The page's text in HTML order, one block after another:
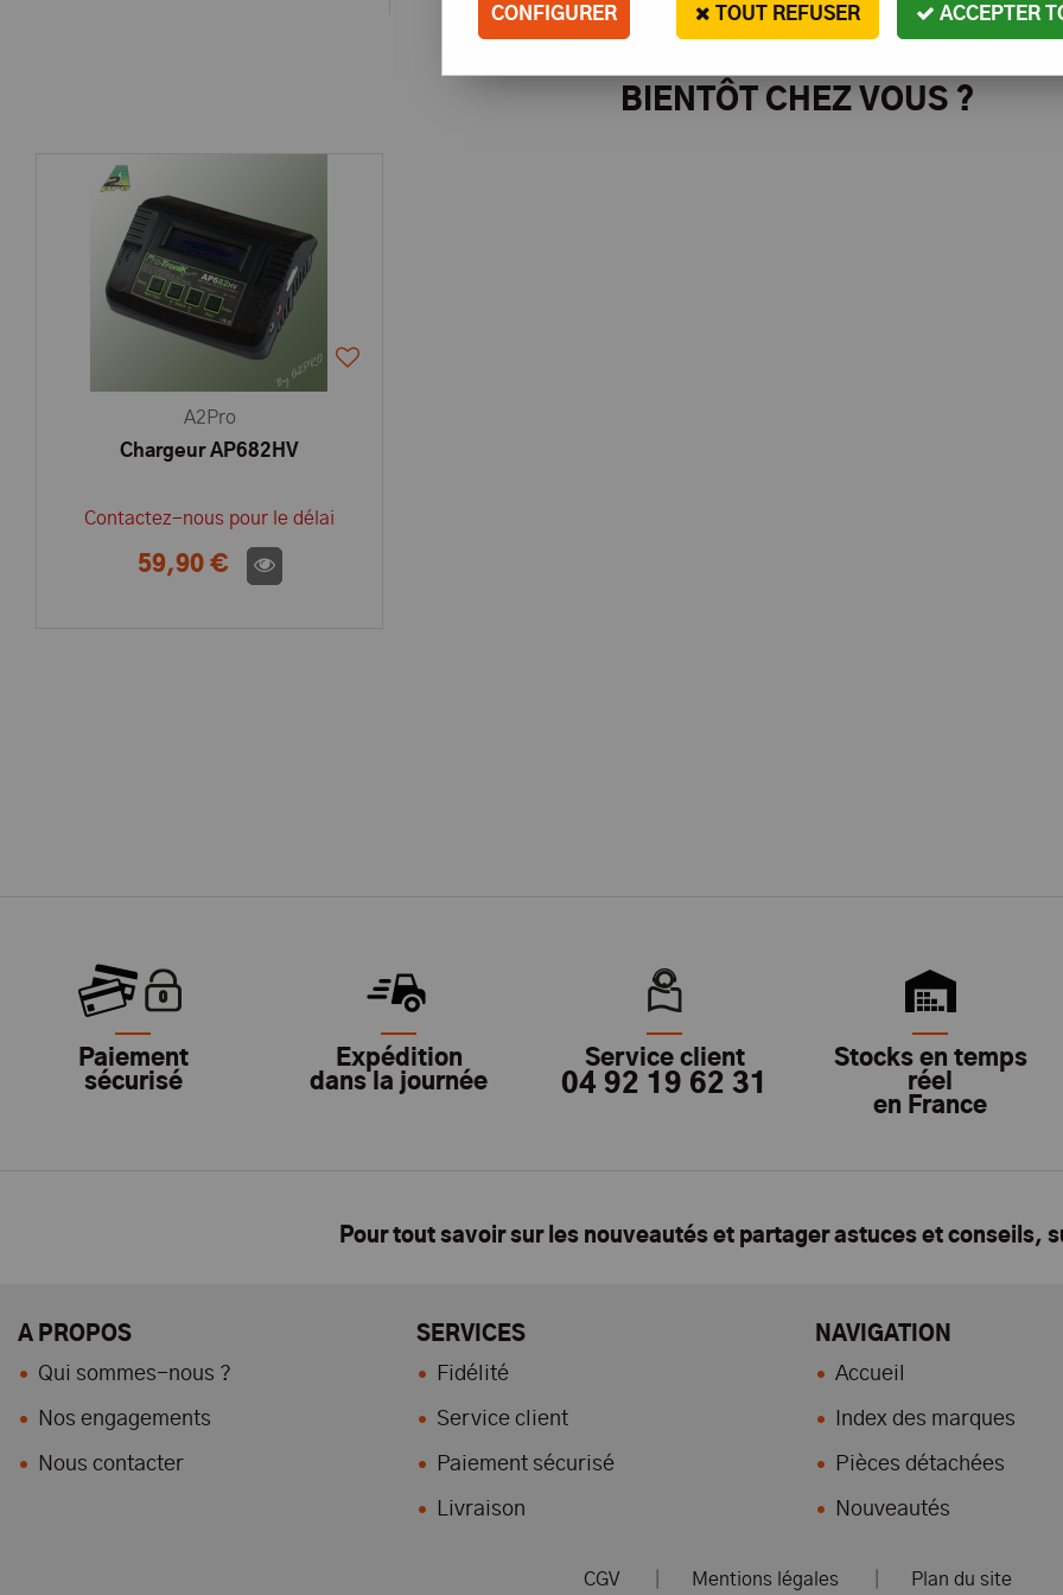
BIENTÔT CHEZ VOUS ?
A2Pro
Chargeur AP682HV
Contactez-nous pour le délai
59,90 €
Paiement
sécurisé
Expédition
dans la journée
Service client
04 92 19 62 31
Stocks en temps
réel
en France
Pour tout savoir sur les nouveautés et partager astuces et conseils,
A PROPOS
Qui sommes-nous ?
Nos engagements
Nous contacter
SERVICES
Fidélité
Service client
Paiement sécurisé
Livraison
NAVIGATION
Accueil
Index des marques
Pièces détachées
Nouveautés
CGV Mentions légales Plan du site
CONFIGURER TOUT REFUSER ACCEPTER